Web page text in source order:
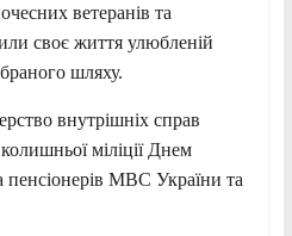
ветеранів та
своє життя улюбленій
шляху.
внутрішніх справ
міліції Днем
пенсіонерів МВС України та